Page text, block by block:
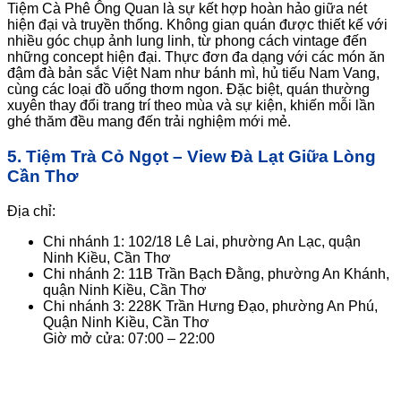
Tiệm Cà Phê Ông Quan là sự kết hợp hoàn hảo giữa nét
hiện đại và truyền thống. Không gian quán được thiết kế với
nhiều góc chụp ảnh lung linh, từ phong cách vintage đến
những concept hiện đại. Thực đơn đa dạng với các món ăn
đậm đà bản sắc Việt Nam như bánh mì, hủ tiếu Nam Vang,
cùng các loại đồ uống thơm ngon. Đặc biệt, quán thường
xuyên thay đổi trang trí theo mùa và sự kiện, khiến mỗi lần
ghé thăm đều mang đến trải nghiệm mới mẻ.
5. Tiệm Trà Cỏ Ngọt – View Đà Lạt Giữa Lòng
Cần Thơ
Địa chỉ:
Chi nhánh 1: 102/18 Lê Lai, phường An Lạc, quận
Ninh Kiều, Cần Thơ
Chi nhánh 2: 11B Trần Bạch Đằng, phường An Khánh,
quận Ninh Kiều, Cần Thơ
Chi nhánh 3: 228K Trần Hưng Đạo, phường An Phú,
Quận Ninh Kiều, Cần Thơ
Giờ mở cửa: 07:00 – 22:00